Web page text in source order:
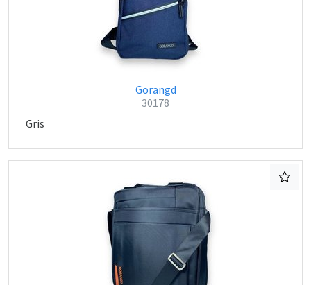
Gorangd
30178
Gris